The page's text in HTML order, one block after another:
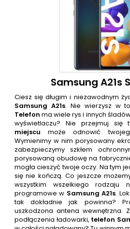
Samsung A21s
Ciesz się długim i niezawodnym
Samsung A21s. Nie wierzysz w
Telefon ma wiele rys i innych
wyświetlaczu? Nie przejmuj się
miejscu może odnowić
Wymienimy w nim porysowany
zabezpieczymy szkłem
porysowaną obudowę na
mogła cieszyć twoje oczy. Na tym
się nie kończą. Co jeszcze
wszystkim wszelkiego rodzaju
programowe w Samsung A21s.
tak dokładnie jak powinna?
uszkodzona antena wewnętrzna.
podłączenia ładowarki, telefon